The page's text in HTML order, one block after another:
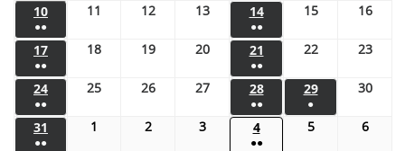
10
●●
11 12 13 14
●●
15 16
17
●●
18 19 20 21
●●
22 23
24
●●
25 26 27 28
●●
29
●
30
31
●●
1 2 3 4
●●
5 6